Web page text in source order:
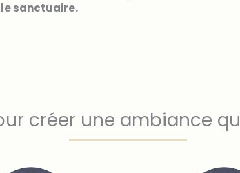
sanctuaire.
créer une ambiance